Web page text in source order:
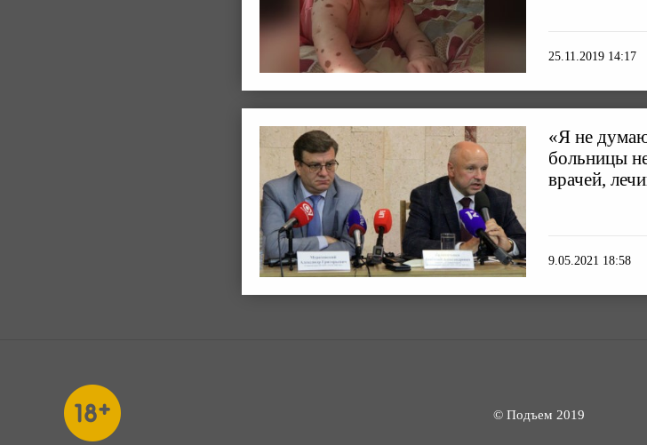
25.11.2019 14:17
«Я не
больницы
врачей,
9.05.2021 18:58
© Подъем 2019